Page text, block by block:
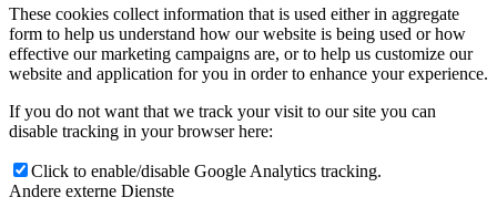
These cookies collect information that is used either in aggregate
form to help us understand how our website is being used or how
effective our marketing campaigns are, or to help us customize our
website and application for you in order to enhance your experience.
If you do not want that we track your visit to our site you can
disable tracking in your browser here:
Click to enable/disable Google Analytics tracking.
Andere externe Dienste